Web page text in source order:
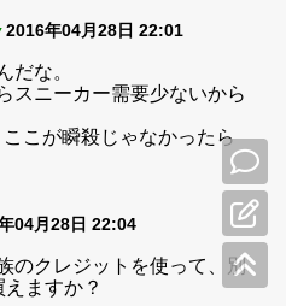
2016年04月28日 22:01
だな。
スニーカー需要少ないから
こが瞬殺じゃなかったら
04月28日 22:04
のクレジットを使って、別
ますか？